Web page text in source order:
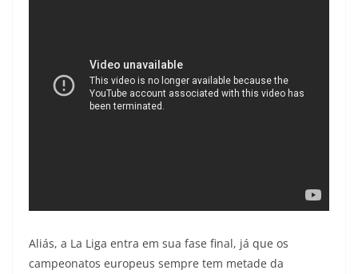
Aliás, a La Liga entra em sua fase final, já que os
campeonatos europeus sempre tem metade da